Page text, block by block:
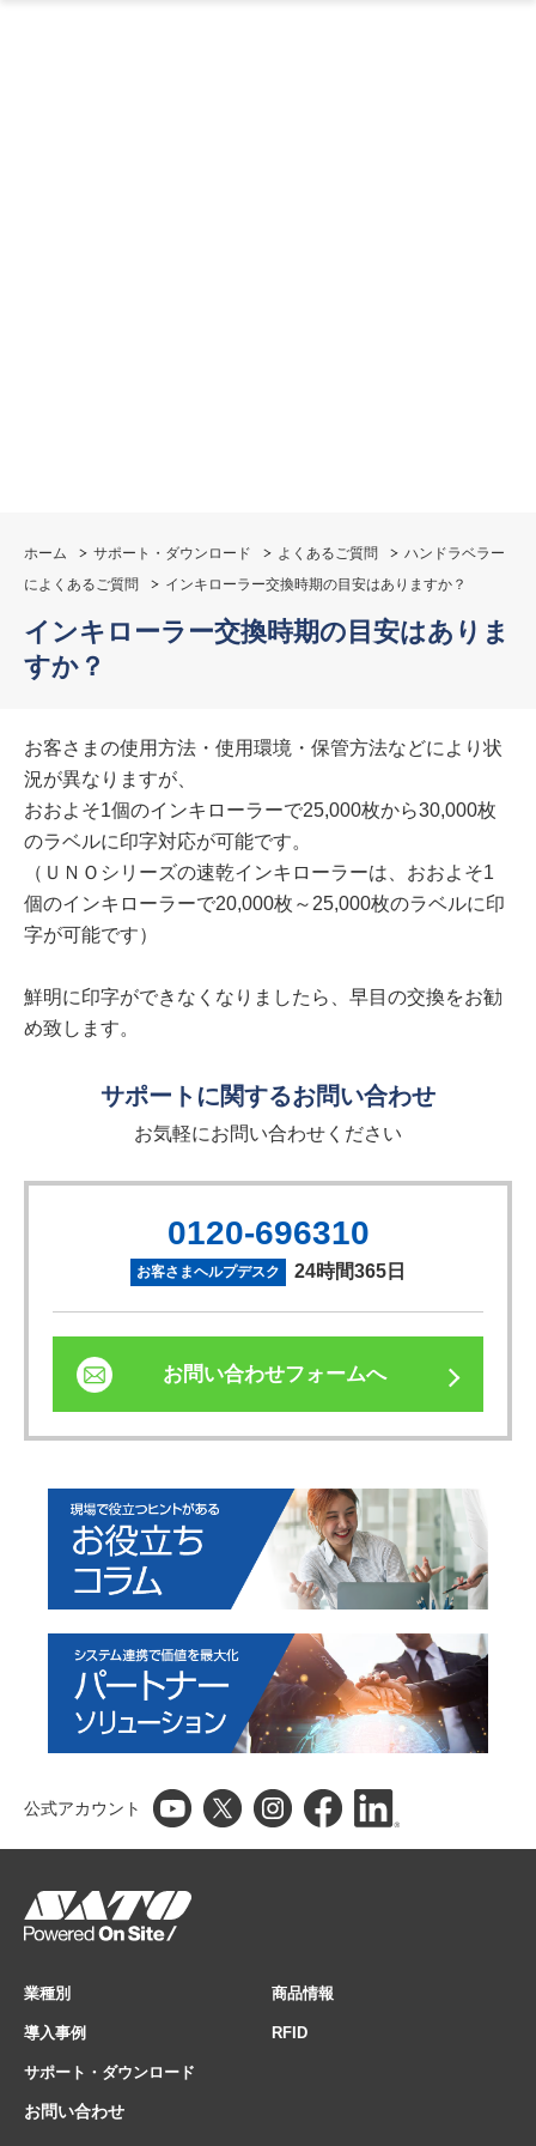
ホーム サポート・ダウンロード よくあるご質問
ハンドラベラー
によくあるご質問
インキローラー交換時期の目安はありますか？
インキローラー交換時期の目安はありま
すか？
お客さまの使用方法・使用環境・保管方法などにより状
況が異なりますが、
おおよそ1個のインキローラーで25,000枚から30,000枚
のラベルに印字対応が可能です。
（ＵＮＯシリーズの速乾インキローラーは、おおよそ1
個のインキローラーで20,000枚～25,000枚のラベルに印
字が可能です）
鮮明に印字ができなくなりましたら、早目の交換をお勧
め致します。
サポートに関するお問い合わせ
お気軽にお問い合わせください
0120-696310
お客さまヘルプデスク 24時間365日
お問い合わせフォームへ
公式アカウント
業種別 商品情報
導入事例 RFID
サポート・ダウンロード
お問い合わせ